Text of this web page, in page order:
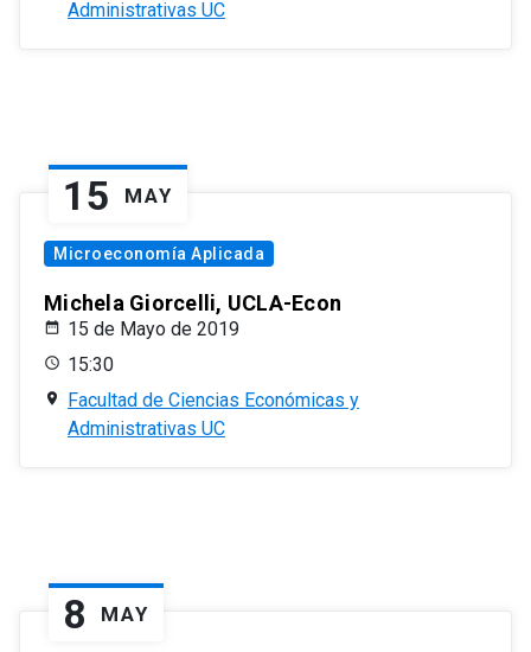
Administrativas UC
15 MAY
Microeconomía Aplicada
Michela Giorcelli, UCLA-Econ
15 de Mayo de 2019
15:30
Facultad de Ciencias Económicas y
Administrativas UC
8 MAY